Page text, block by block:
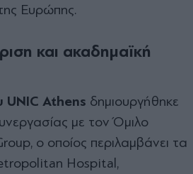
Ευρώπης.
και ακαδημαϊκή
UNIC Athens δημιουργήθηκε
με τον Όμιλο
ο οποίος περιλαμβάνει τα
Hospital,